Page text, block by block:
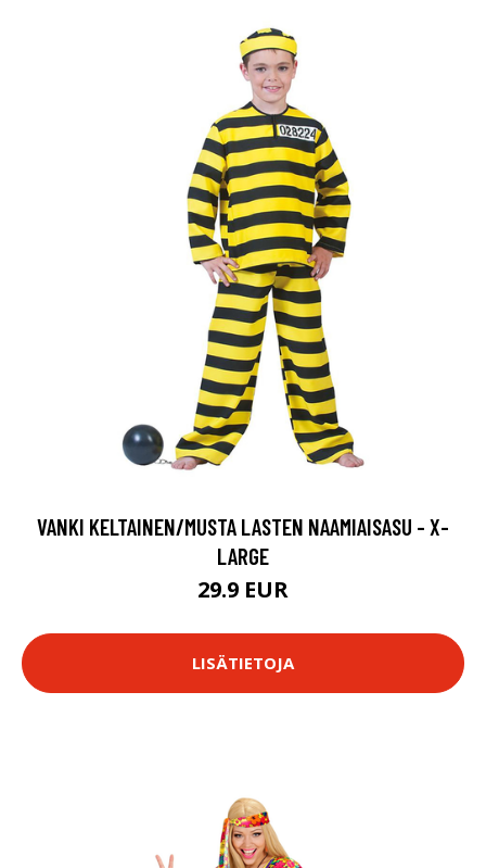
VANKI KELTAINEN/MUSTA LASTEN NAAMIAISASU - X-
LARGE
29.9 EUR
LISÄTIETOJA